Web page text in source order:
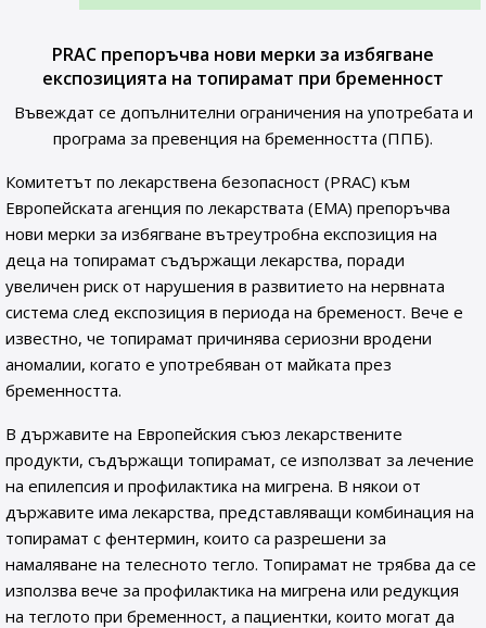
PRAC препоръчва нови мерки за избягване
експозицията на топирамат при бременност
Въвеждат се допълнителни ограничения на употребата и
програма за превенция на бременността (ППБ).
Комитетът по лекарствена безопасност (PRAC) към
Европейската агенция по лекарствата (ЕМА) препоръчва
нови мерки за избягване вътреутробна експозиция на
деца на топирамат съдържащи лекарства, поради
увеличен риск от нарушения в развитието на нервната
система след експозиция в периода на бременост. Вече е
известно, че топирамат причинява сериозни вродени
аномалии, когато е употребяван от майката през
бременността.
В държавите на Европейския съюз лекарствените
продукти, съдържащи топирамат, се използват за лечение
на епилепсия и профилактика на мигрена. В някои от
държавите има лекарства, представляващи комбинация на
топирамат с фентермин, които са разрешени за
намаляване на телесното тегло. Топирамат не трябва да се
използва вече за профилактика на мигрена или редукция
на теглото при бременност, а пациентки, които могат да